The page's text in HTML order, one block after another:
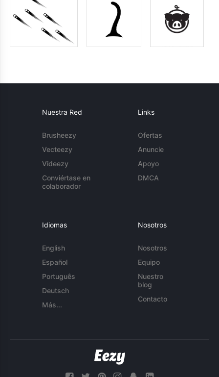
Nuestra Red
Brusheezy
Vecteezy
Videezy
Conviértase en
colaborador
Links
Ofertas
Anuncie
Apoyo
DMCA
Idiomas
English
Español
Português
Deutsch
Más...
Nosotros
Nosotros
Equipo
Nuestro
blog
Contacto